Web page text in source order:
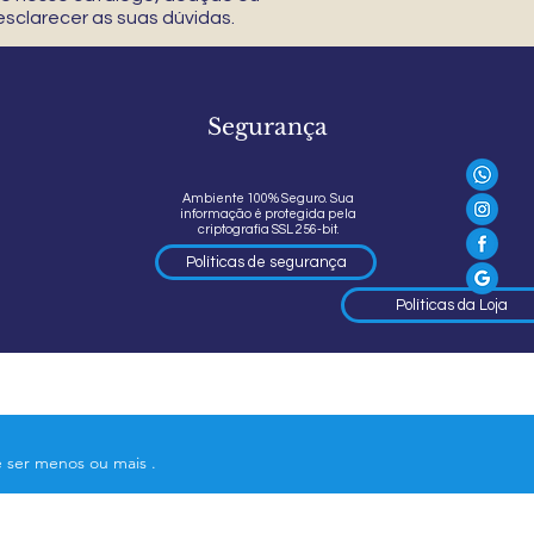
as suas dúvidas.
Segurança
Ambiente 100% Seguro. Sua
informação é protegida pela
criptografia SSL 256-bit.
Políticas de segurança
Políticas da Loja
menos ou mais .